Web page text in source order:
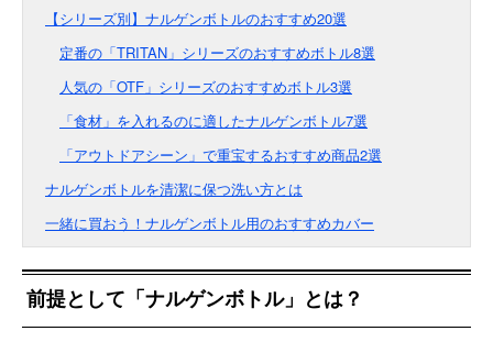
【シリーズ別】ナルゲンボトルのおすすめ20選
定番の「TRITAN」シリーズのおすすめボトル8選
人気の「OTF」シリーズのおすすめボトル3選
「食材」を入れるのに適したナルゲンボトル7選
「アウトドアシーン」で重宝するおすすめ商品2選
ナルゲンボトルを清潔に保つ洗い方とは
一緒に買おう！ナルゲンボトル用のおすすめカバー
前提として「ナルゲンボトル」とは？